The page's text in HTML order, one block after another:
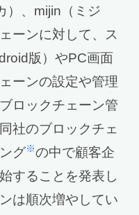
）、mijin（ミジ
ーンに対して、ス
版）やPC画面
ーンの設定や管理
ロックチェーン管
社のブロックチェ
グ※の中で顧客企
することを発表し
は順次増やしてい